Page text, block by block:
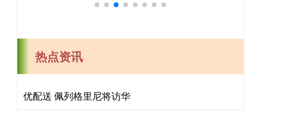
热点资讯
优配送 佩列格里尼将访华